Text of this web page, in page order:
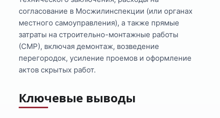
согласование в Мосжилинспекции (или органах
местного самоуправления), а также прямые
затраты на строительно-монтажные работы
(СМР), включая демонтаж, возведение
перегородок, усиление проемов и оформление
актов скрытых работ.
Ключевые выводы